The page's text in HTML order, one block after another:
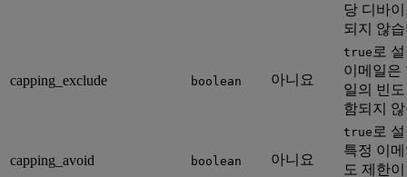
당 디바
되지 않
capping_exclude boolean 아니요
true로
이메일은
일의 빈
함되지
capping_avoid boolean 아니요
true로
특정 이
도 제한